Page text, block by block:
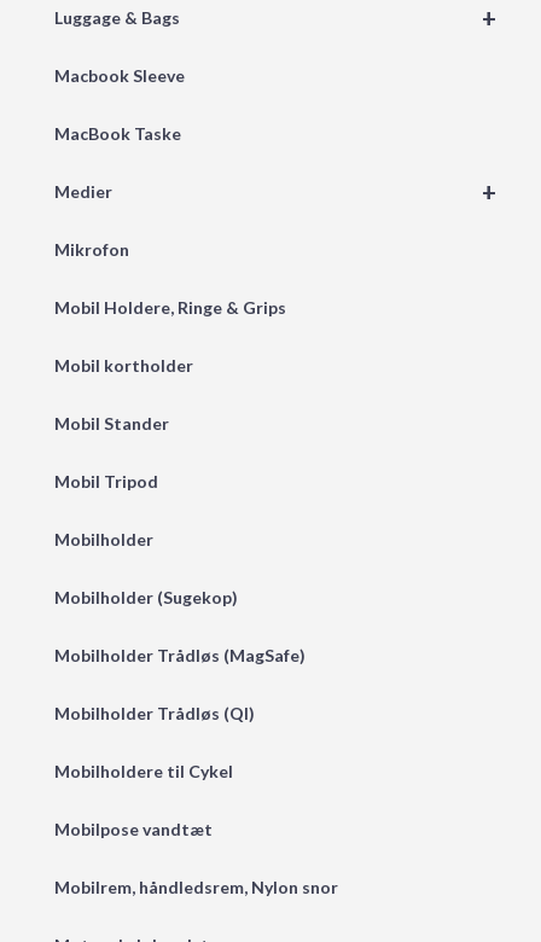
+
Luggage & Bags
Macbook Sleeve
MacBook Taske
+
Medier
Mikrofon
Mobil Holdere, Ringe & Grips
Mobil kortholder
Mobil Stander
Mobil Tripod
Mobilholder
Mobilholder (Sugekop)
Mobilholder Trådløs (MagSafe)
Mobilholder Trådløs (QI)
Mobilholdere til Cykel
Mobilpose vandtæt
Mobilrem, håndledsrem, Nylon snor